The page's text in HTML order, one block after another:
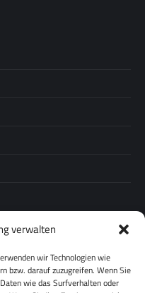
verwalten
wir Technologien wie
bzw. darauf zuzugreifen. Wenn Sie
wie das Surfverhalten oder